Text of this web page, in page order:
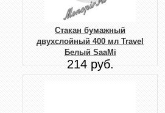
Стакан бумажный
двухслойный 400 мл Travel
Белый SaaMi
214 руб.